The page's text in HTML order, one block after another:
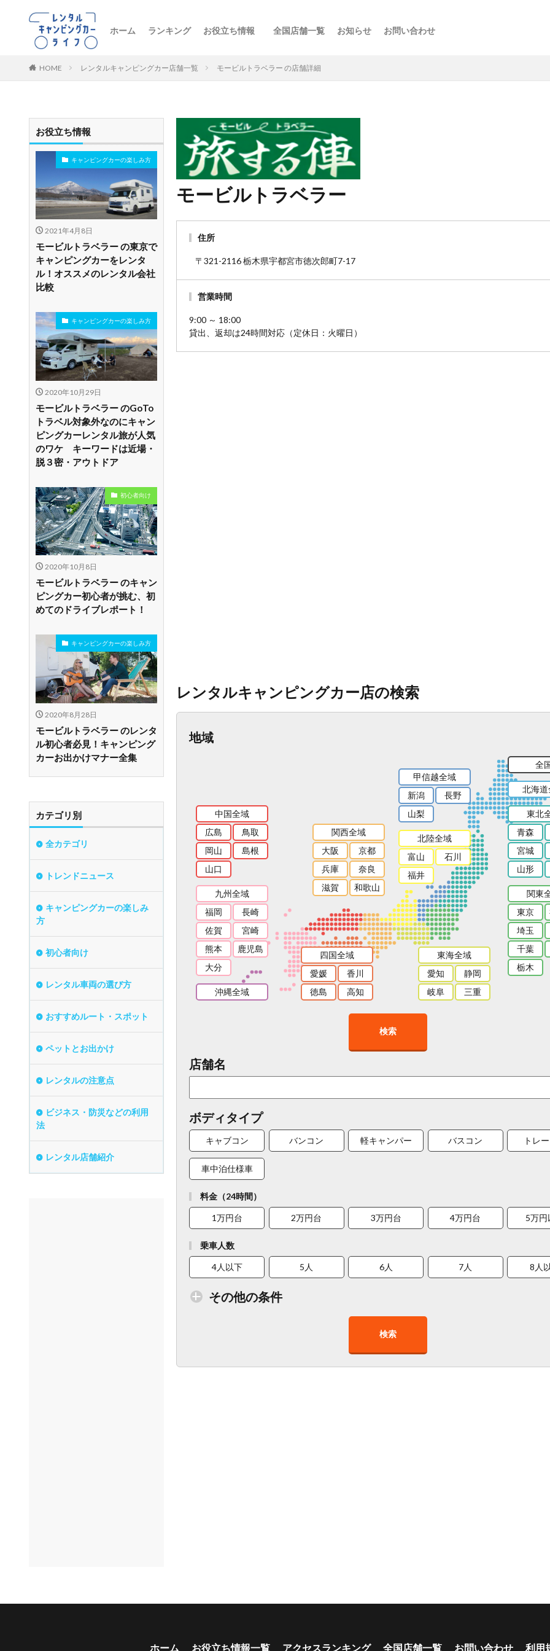
ホーム ランキング お役立ち情報 全国店舗一覧 お知らせ お問い合わせ
HOME レンタルキャンピングカー店舗一覧 モービルトラベラー の店舗詳細
モービルトラベラー
住所
〒321-2116 栃木県宇都宮市徳次郎町7-17
営業時間
9:00 ～ 18:00
貸出、返却は24時間対応（定休日：火曜日）
レンタルキャンピングカー店の検索
地域
全
北海
東北
青森
宮城
山形
関東
東京
埼玉
千葉
栃木
甲信越全域
新潟
長野
山梨
北陸全域
富山
石川
福井
東海全域
愛知
静岡
岐阜
三重
関西全域
大阪
京都
兵庫
奈良
滋賀
和歌山
中国全域
広島
鳥取
岡山
島根
山口
四国全域
愛媛
香川
徳島
高知
九州全域
福岡
長崎
佐賀
宮崎
熊本
鹿児島
大分
沖縄全域
検索
店舗名
ボディタイプ
キャブコン バンコン 軽キャンパー バスコン トレ
車中泊仕様車
料金（24時間）
1万円台 2万円台 3万円台 4万円台 5万円
乗車人数
4人以下 5人 6人 7人 8人
その他の条件
走行距離少
ベビーシート 車椅子対応 プレミアム車両
検索
お役立ち情報
キャンピングカーの楽しみ方
2021年4月8日
モービルトラベラー の東京で
キャンピングカーをレンタ
ル！オススメのレンタル会社
比較
キャンピングカーの楽しみ方
2020年10月29日
モービルトラベラー のGoTo
トラベル対象外なのにキャン
ピングカーレンタル旅が人気
のワケ キーワードは近場・
脱３密・アウトドア
初心者向け
2020年10月8日
モービルトラベラー のキャン
ピングカー初心者が挑む、初
めてのドライブレポート！
キャンピングカーの楽しみ方
2020年8月28日
モービルトラベラー のレンタ
ル初心者必見！キャンピング
カーお出かけマナー全集
カテゴリ別
全カテゴリ
トレンドニュース
キャンピングカーの楽しみ
方
初心者向け
レンタル車両の選び方
おすすめルート・スポット
ペットとお出かけ
レンタルの注意点
ビジネス・防災などの利用
法
レンタル店舗紹介
ホーム お役立ち情報一覧 アクセスランキング 全国店舗一覧 お問い合わせ 利用